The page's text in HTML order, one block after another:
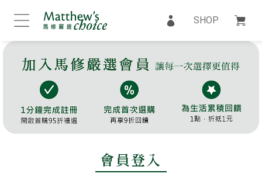
SHOP
會員登入